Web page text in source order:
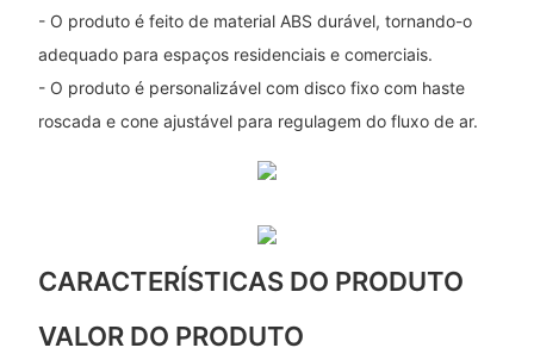
- O produto é feito de material ABS durável, tornando-o
adequado para espaços residenciais e comerciais.
- O produto é personalizável com disco fixo com haste
roscada e cone ajustável para regulagem do fluxo de ar.
CARACTERÍSTICAS DO PRODUTO
VALOR DO PRODUTO